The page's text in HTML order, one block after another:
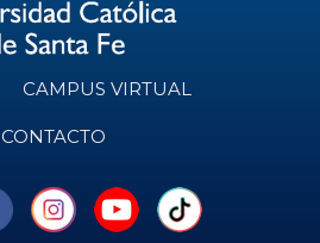
CAMPUS VIRTUAL
CONTACTO